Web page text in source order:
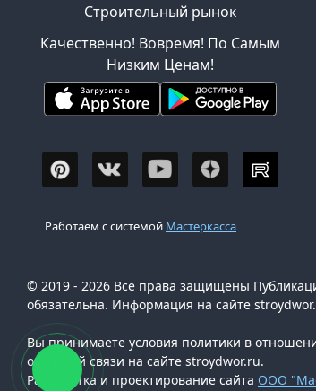
Строительный рынок
Качественно! Вовремя! По Самым
Низким Ценам!
Работаем с системой Мастеркасса
© 2019 - 2026 Все права защищены
обязательна. Информация на сайте
Вы принимаете условия политики в
обратной связи на сайте stroydwor.ru.
Разработка и проектирование сайта ООО